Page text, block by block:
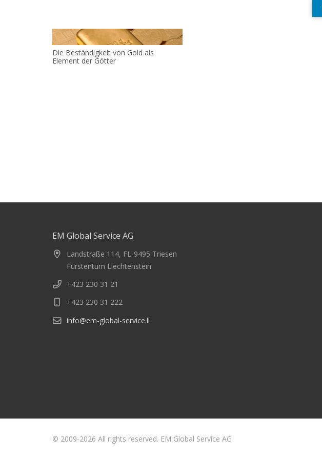
Die Beständigkeit von Gold als
Element der Götter
EM Global Service AG
Landstraße 114, FL-9495 Triesen
Fürstentum Liechtenstein
+423 230 31 21
+423 230 31 222
info@em-global-service.li
© 2009-2026 All rights reserved. EM Global Service AG